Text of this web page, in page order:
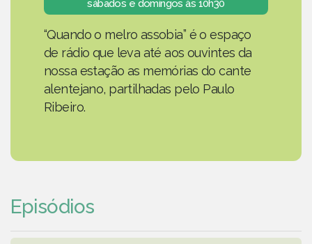
sábados e domingos às 10h30
“Quando o melro assobia” é o espaço
de rádio que leva até aos ouvintes da
nossa estação as memórias do cante
alentejano, partilhadas pelo Paulo
Ribeiro.
Episódios